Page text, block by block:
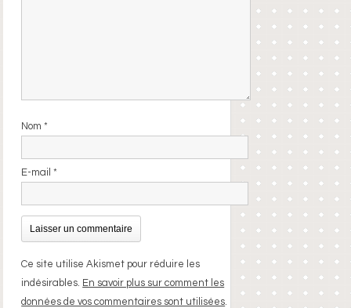
Nom*
E-mail*
Ce site utilise Akismet pour réduire les
indésirables. En savoir plus sur comment les
données de vos commentaires sont utilisées